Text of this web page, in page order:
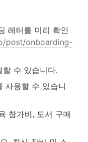
레터를 미리 확인
post/onboarding-
수 있습니다.
사용할 수 있습니
참가비, 도서 구매